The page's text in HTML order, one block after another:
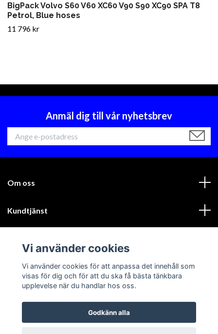
BigPack Volvo S60 V60 XC60 V90 S90 XC90 SPA T8
Petrol, Blue hoses
11 796 kr
Anmäl dig till vår nyhetsbrev
Om oss
Kundtjänst
Sociala medier
Vi använder cookies
Vi använder cookies för att anpassa det innehåll som
visas för dig och för att du ska få bästa tänkbara
upplevelse när du handlar hos oss.
Godkänn alla